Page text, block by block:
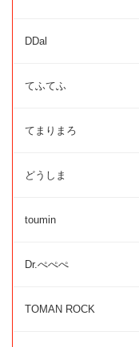
DDal
てふてふ
てまりまろ
どうしま
toumin
Dr.ぺぺぺ
TOMAN ROCK